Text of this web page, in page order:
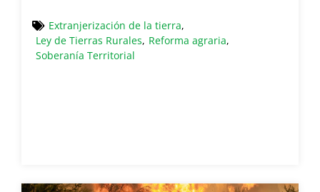
Extranjerización de la tierra,
Ley de Tierras Rurales, Reforma agraria,
Soberanía Territorial